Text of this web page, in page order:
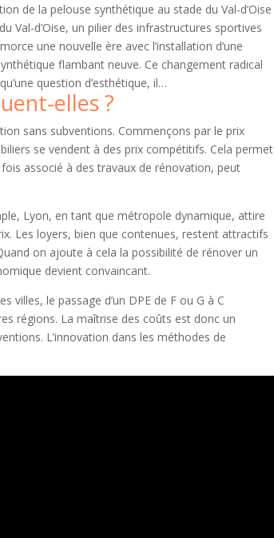
de la pelouse synthétique au stade du Val-d’Oise
Val-d’Oise, un pilier des infrastructures sportives
une nouvelle ère avec l’installation d’une
flambant neuve. Ce changement radical
question d’esthétique, il…
elles ?
sans subventions. Commençons par le prix
se vendent à des prix compétitifs. Cela permet
associé à des travaux de rénovation, peut
Lyon, en tant que métropole dynamique, attire
Les loyers, bien que contenues, restent attractifs
on ajoute à cela la possibilité de rénover un
devient convaincant.
le passage d’un DPE de F ou G à C
régions. La maîtrise des coûts est donc un
L’innovation dans les méthodes de